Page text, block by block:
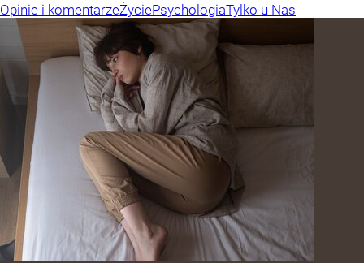
Opinie i komentarzeŻyciePsychologiaTylko u Nas